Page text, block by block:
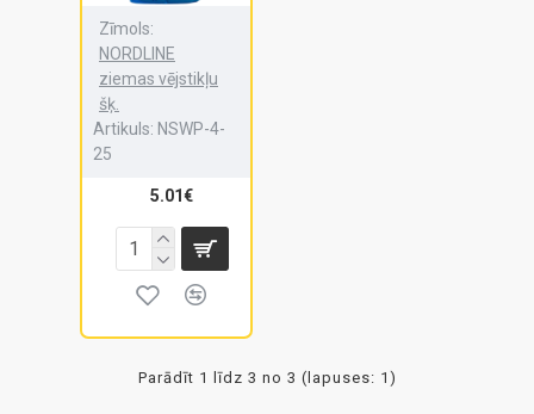
Zīmols:
NORDLINE
ziemas vējstikļu
šķ.
Artikuls: NSWP-4-
25
5.01€
Parādīt 1 līdz 3 no 3 (lapuses: 1)